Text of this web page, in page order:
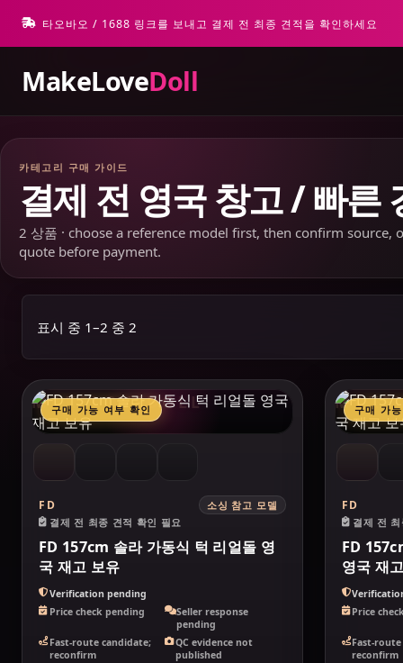
타오바오 / 1688 링크를 보내고 결제 전 최종 견적을 확인하세요
MakeLoveDoll
카테고리 구매 가이드
결제 전 영국 창고 / 빠른
2 상품 · choose a reference model first, then confirm
quote before payment.
표시 중 1–2 중 2
MAKELOVEDOLL
구매 가능 여부 확인
FD
소싱 참고 모델
결제 전 최종 견적 확인 필요
FD 157cm 솔라 가동식 턱 리얼돌 영
국 재고 보유
Verification pending
Price check pending
Seller response
pending
Fast-route candidate;
reconfirm
QC evidence not
published
구매 가
FD
결제 전
FD
영국 재
Price
Fast-
reconfirm